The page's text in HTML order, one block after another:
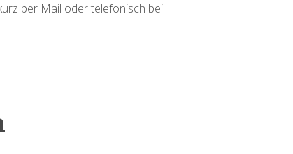
per Mail oder telefonisch bei